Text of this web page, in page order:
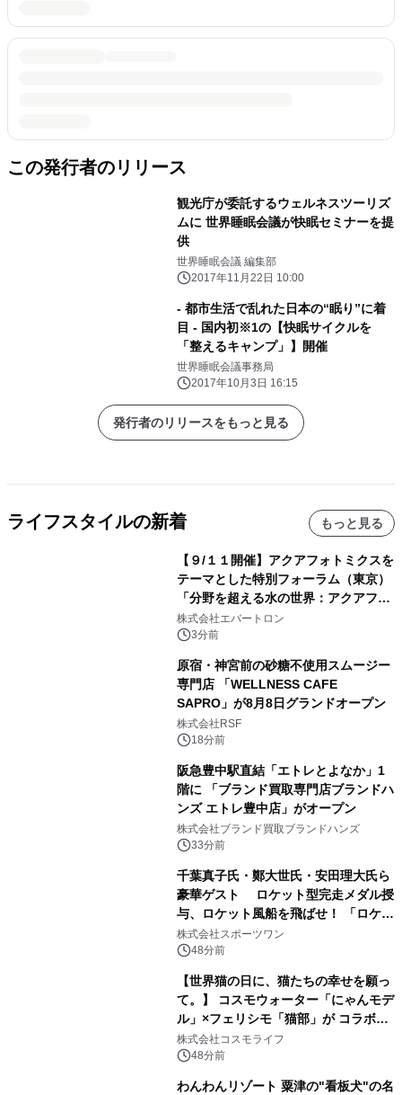
この発行者のリリース
観光庁が委託するウェルネスツーリズ
ムに 世界睡眠会議が快眠セミナーを提
供
世界睡眠会議 編集部
2017年11月22日 10:00
- 都市生活で乱れた日本の“眠り”に着
目 - 国内初※1の【快眠サイクルを
「整えるキャンプ」】開催
世界睡眠会議事務局
2017年10月3日 16:15
発行者のリリースをもっと見る
ライフスタイルの新着 もっと見る
【９/１１開催】アクアフォトミクスを
テーマとした特別フォーラム（東京）
「分野を超える水の世界：アクアフォ
トミクスが切り拓く新しい科学の地
平」を開催
株式会社エバートロン
3分前
原宿・神宮前の砂糖不使用スムージー
専門店 「WELLNESS CAFE
SAPRO」が8月8日グランドオープン
株式会社RSF
18分前
阪急豊中駅直結「エトレとよなか」1
階に 「ブランド買取専門店ブランドハ
ンズ エトレ豊中店」がオープン
株式会社ブランド買取ブランドハンズ
33分前
千葉真子氏・鄭大世氏・安田理大氏ら
豪華ゲスト ロケット型完走メダル授
与、ロケット風船を飛ばせ！ 「ロケッ
トマラソン2026」開催
株式会社スポーツワン
48分前
【世界猫の日に、猫たちの幸せを願っ
て。】 コスモウォーター「にゃんモデ
ル」×フェリシモ「猫部」が コラボキ
ャンペーンを実施
株式会社コスモライフ
48分前
わんわんリゾート 粟津の"看板犬"の名